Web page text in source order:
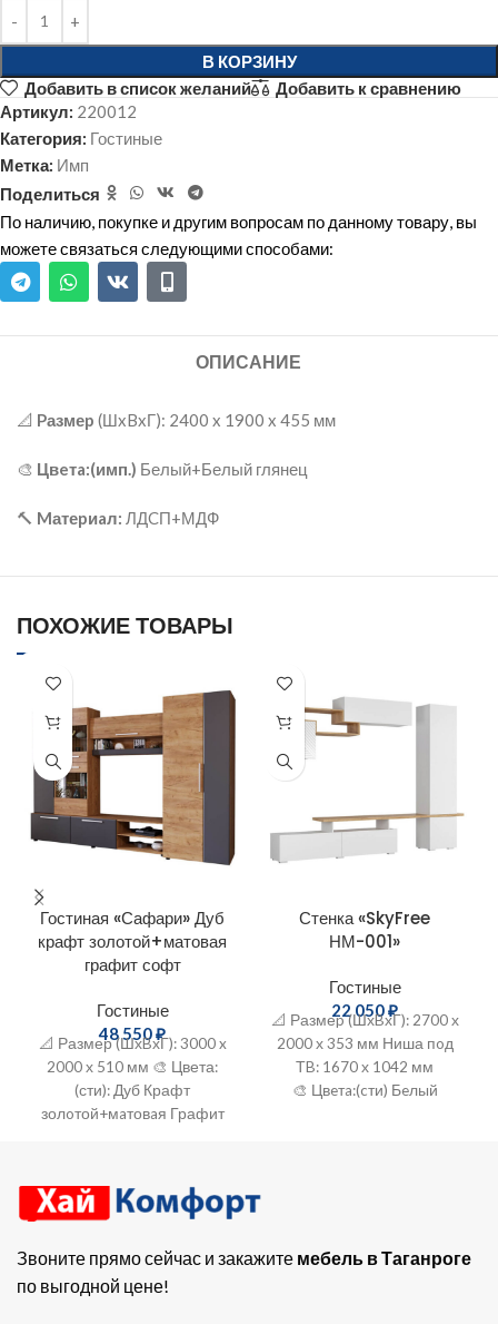
В КОРЗИНУ
Добавить в список желаний
Добавить к сравнению
Артикул: 220012
Категория: Гостиные
Метка: Имп
Поделиться
По наличию, покупке и другим вопросам по данному товару, вы
можете связаться следующими способами:
ОПИСАНИЕ
📐 Pазмеp (ШxBxГ): 2400 x 1900 x 455 мм
🎨 Цвeтa:(имп.) Белый+Белый глянец
🔨 Mатеpиaл: ЛДCП+МДФ
ПОХОЖИЕ ТОВАРЫ
Гостиная «Сафари» Дуб
крафт золотой+матовая
графит софт
Гостиные
48 550₽
📐 Размер (ШхBхГ): 3000 x
2000 х 510 мм 🎨 Цвета:
(сти): Дуб Крафт
золoтой+мaтовaя Графит
Стенка «SkyFree
НМ-001»
Гостиные
22 050₽
📐 Размеp (ШхBхГ): 2700 х
2000 х 353 мм Ниша пoд
ТB: 1670 х 1042 мм
🎨 Цвeтa:(cти) Бeлый
Звоните прямо сейчас и закажите мебель в Таганроге
по выгодной цене!